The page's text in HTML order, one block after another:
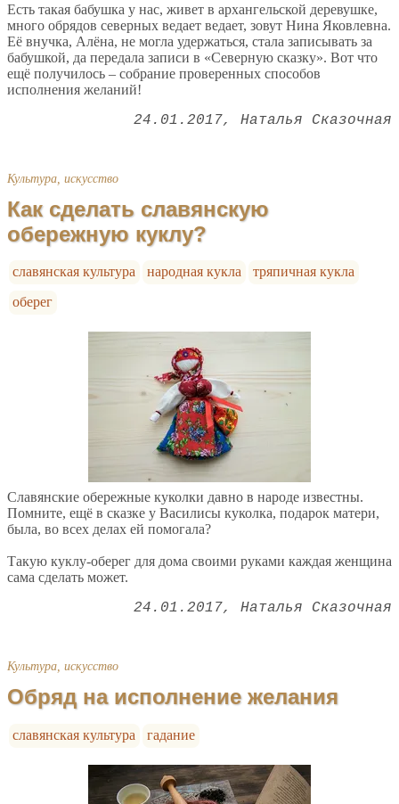
Есть такая бабушка у нас, живет в архангельской деревушке,
много обрядов северных ведает ведает, зовут Нина Яковлевна.
Её внучка, Алёна, не могла удержаться, стала записывать за
бабушкой, да передала записи в «Северную сказку». Вот что
ещё получилось – собрание проверенных способов
исполнения желаний!
24.01.2017 Наталья Сказочная
Культура, искусство
Как сделать славянскую
обережную куклу?
славянская культура народная кукла
тряпичная кукла
оберег
Славянские обережные куколки давно в народе известны.
Помните, ещё в сказке у Василисы куколка, подарок матери,
была, во всех делах ей помогала?
Такую куклу-оберег для дома своими руками каждая женщина
сама сделать может.
24.01.2017 Наталья Сказочная
Культура, искусство
Обряд на исполнение желания
славянская культура гадание